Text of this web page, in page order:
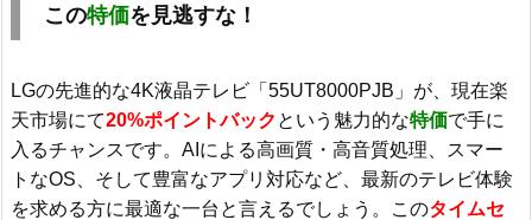
この特価を見逃すな！
LGの先進的な4K液晶テレビ「55UT8000PJB」が、現在楽
天市場にて20%ポイントバック という魅力的な特価で手に
入るチャンスです。AIによる高画質・高音質処理、スマー
トなOS、そして豊富なアプリ対応など、最新のテレビ体験
を求める方に最適な一台と言えるでしょう。このタイムセ